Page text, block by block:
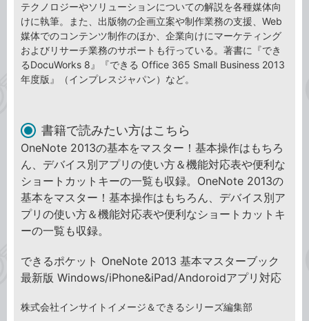
テクノロジーやソリューションについての解説を各種媒体向
けに執筆。また、出版物の企画立案や制作業務の支援、Web
媒体でのコンテンツ制作のほか、企業向けにマーケティング
およびリサーチ業務のサポートも行っている。著書に『でき
るDocuWorks 8』『できる Office 365 Small Business 2013
年度版』（インプレスジャパン）など。
書籍で読みたい方はこちら
OneNote 2013の基本をマスター！基本操作はもちろ
ん、デバイス別アプリの使い方＆機能対応表や便利な
ショートカットキーの一覧も収録。OneNote 2013の
基本をマスター！基本操作はもちろん、デバイス別ア
プリの使い方＆機能対応表や便利なショートカットキ
ーの一覧も収録。
できるポケット OneNote 2013 基本マスターブック
最新版 Windows/iPhone&iPad/Andoroidアプリ対応
株式会社インサイトイメージ＆できるシリーズ編集部